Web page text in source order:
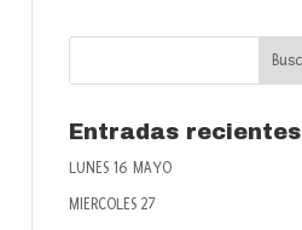
Entradas recientes
LUNES 16 MAYO
MIERCOLES 27